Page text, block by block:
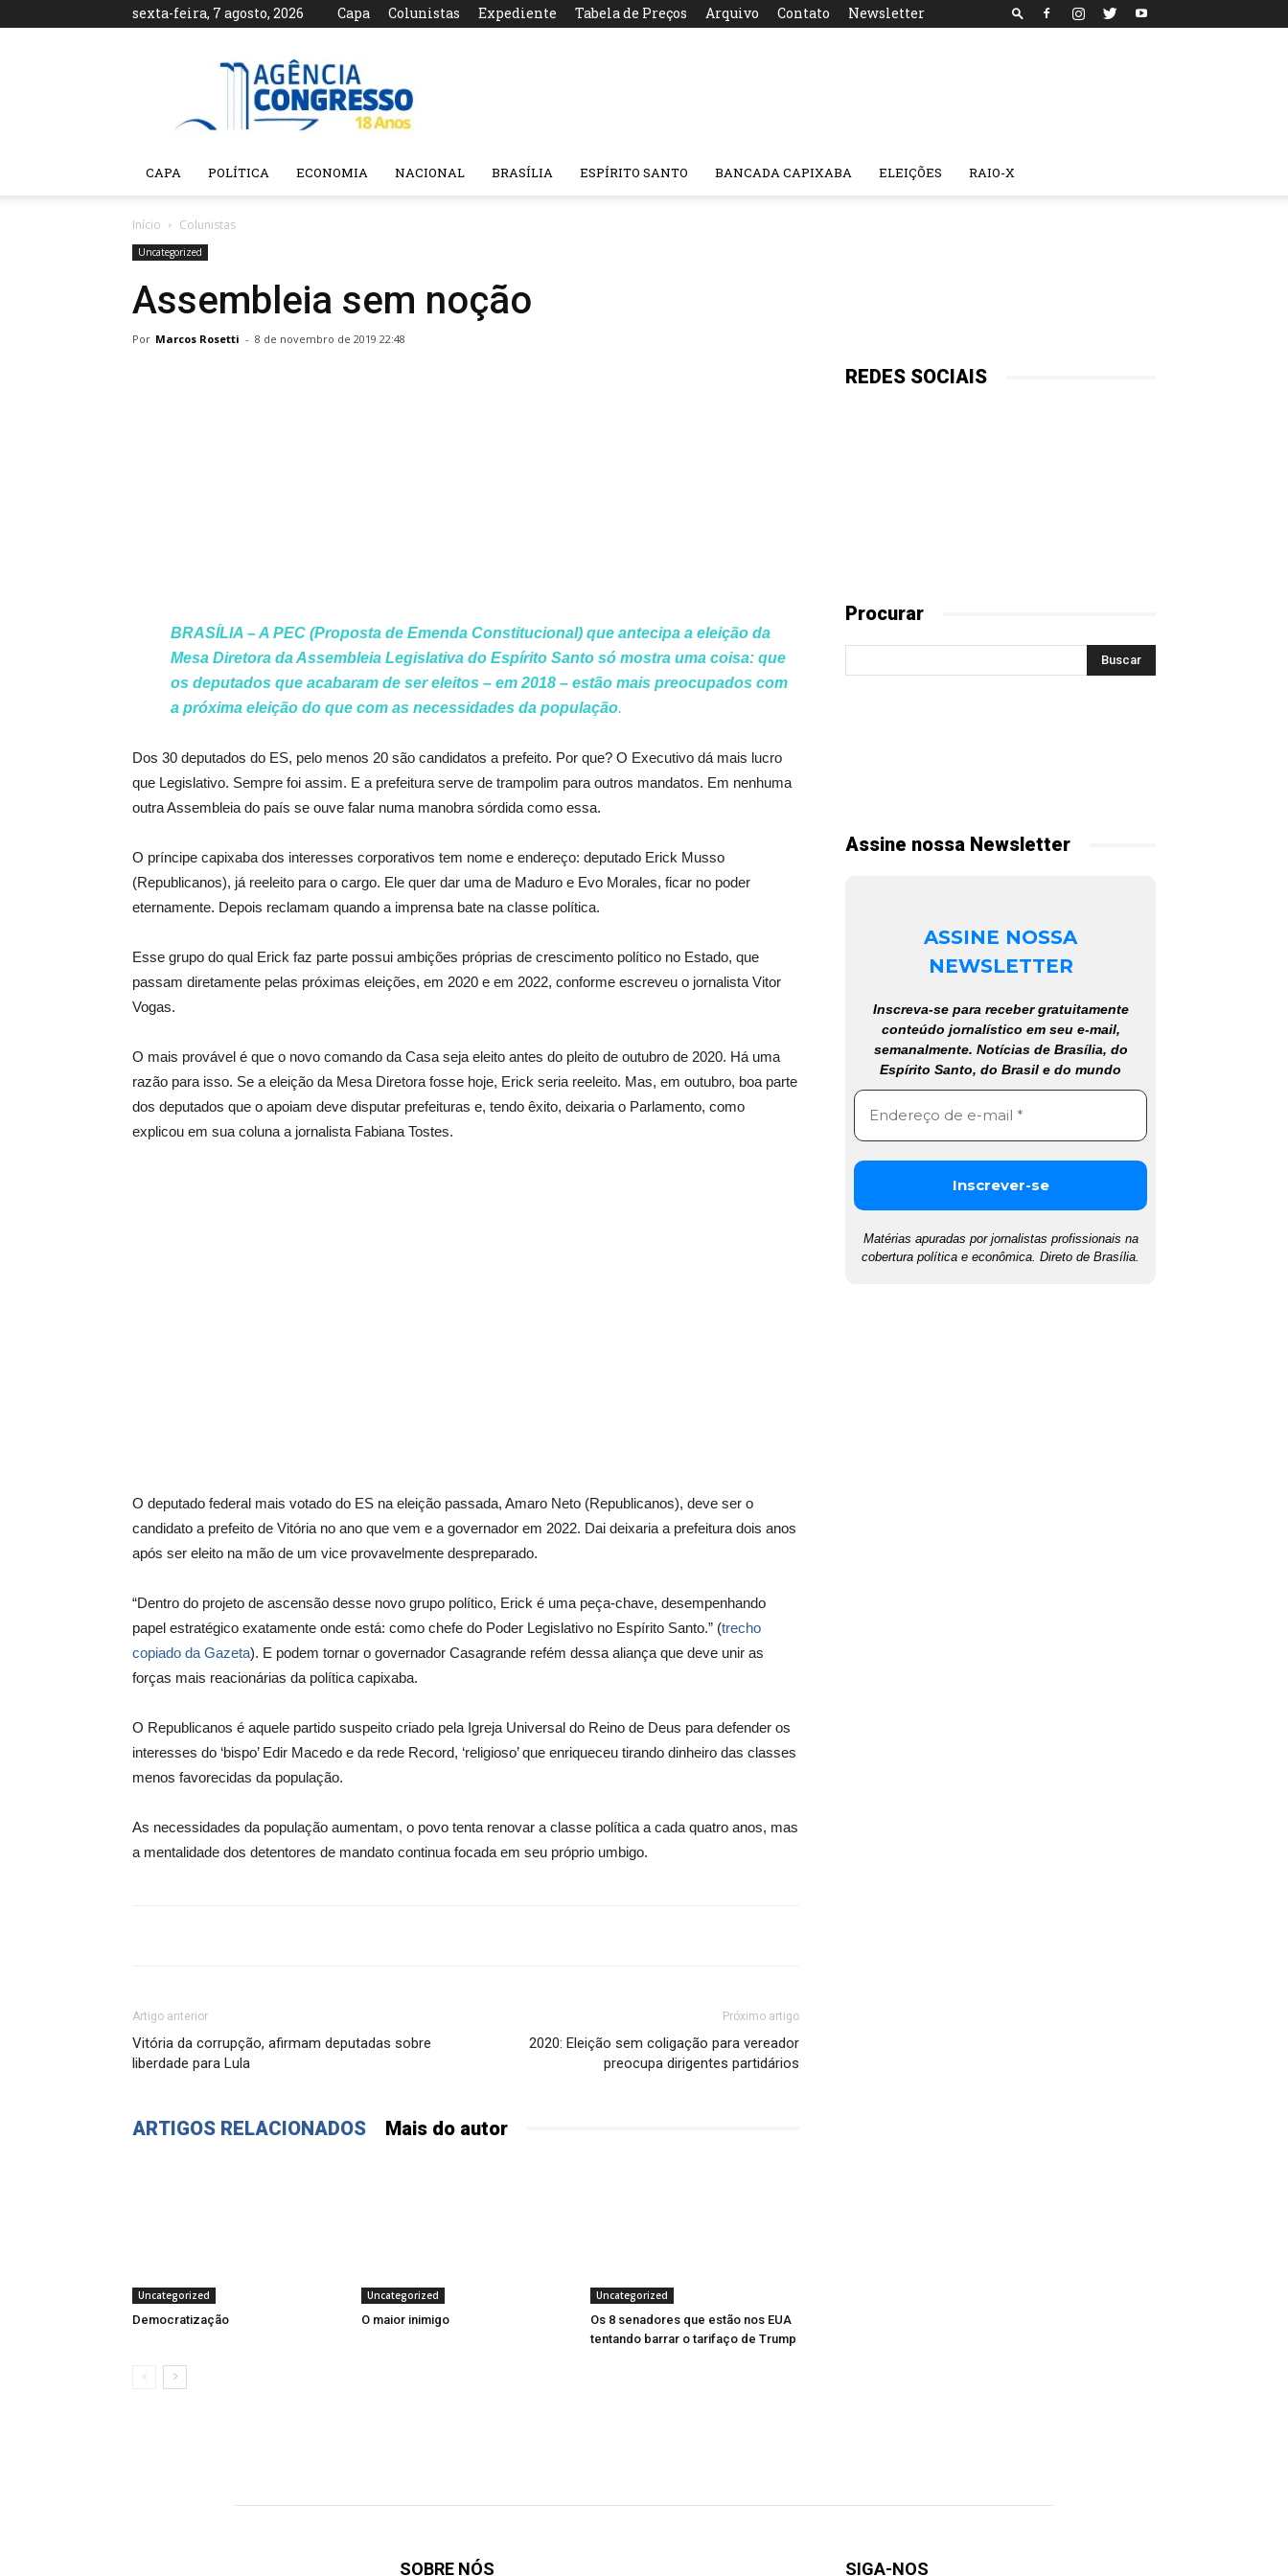
sexta-feira, 7 agosto, 2026 Capa Colunistas Expediente Tabela de Preços Arquivo Contato Newsletter
Agência
CAPA POLÍTICA ECONOMIA NACIONAL BRASÍLIA ESPÍRITO SANTO BANCADA CAPIXABA ELEIÇÕES RAIO-X
Início Colunistas
Uncategorized
Assembleia sem noção
Por Marcos Rosetti - 8 de novembro de 2019 22:48
BRASÍLIA – A PEC (Proposta de Emenda Constitucional) que antecipa a eleição da
Mesa Diretora da Assembleia Legislativa do Espírito Santo só mostra uma coisa: que
os deputados que acabaram de ser eleitos – em 2018 – estão mais preocupados com
a próxima eleição do que com as necessidades da população.
Dos 30 deputados do ES, pelo menos 20 são candidatos a prefeito. Por que? O Executivo dá mais lucro
que Legislativo. Sempre foi assim. E a prefeitura serve de trampolim para outros mandatos. Em nenhuma
outra Assembleia do país se ouve falar numa manobra sórdida como essa.
O príncipe capixaba dos interesses corporativos tem nome e endereço: deputado Erick Musso
(Republicanos), já reeleito para o cargo. Ele quer dar uma de Maduro e Evo Morales, ficar no poder
eternamente. Depois reclamam quando a imprensa bate na classe política.
Esse grupo do qual Erick faz parte possui ambições próprias de crescimento político no Estado, que
passam diretamente pelas próximas eleições, em 2020 e em 2022, conforme escreveu o jornalista Vitor
Vogas.
O mais provável é que o novo comando da Casa seja eleito antes do pleito de outubro de 2020. Há uma
razão para isso. Se a eleição da Mesa Diretora fosse hoje, Erick seria reeleito. Mas, em outubro, boa parte
dos deputados que o apoiam deve disputar prefeituras e, tendo êxito, deixaria o Parlamento, como
explicou em sua coluna a jornalista Fabiana Tostes.
O deputado federal mais votado do ES na eleição passada, Amaro Neto (Republicanos), deve ser o
candidato a prefeito de Vitória no ano que vem e a governador em 2022. Dai deixaria a prefeitura dois anos
após ser eleito na mão de um vice provavelmente despreparado.
“Dentro do projeto de ascensão desse novo grupo político, Erick é uma peça-chave, desempenhando
papel estratégico exatamente onde está: como chefe do Poder Legislativo no Espírito Santo.” (trecho
copiado da Gazeta). E podem tornar o governador Casagrande refém dessa aliança que deve unir as
forças mais reacionárias da política capixaba.
O Republicanos é aquele partido suspeito criado pela Igreja Universal do Reino de Deus para defender os
interesses do ‘bispo’ Edir Macedo e da rede Record, ‘religioso’ que enriqueceu tirando dinheiro das classes
menos favorecidas da população.
As necessidades da população aumentam, o povo tenta renovar a classe política a cada quatro anos, mas
a mentalidade dos detentores de mandato continua focada em seu próprio umbigo.
Artigo anterior
Vitória da corrupção, afirmam deputadas sobre
liberdade para Lula
Próximo artigo
2020: Eleição sem coligação para vereador
preocupa dirigentes partidários
ARTIGOS RELACIONADOS Mais do autor
Uncategorized
Democratização
Uncategorized
O maior inimigo
Uncategorized
Os 8 senadores que estão nos EUA
tentando barrar o tarifaço de Trump
REDES SOCIAIS
Procurar
Assine nossa Newsletter
ASSINE NOSSA
NEWSLETTER
Inscreva-se para receber gratuitamente
conteúdo jornalístico em seu e-mail,
semanalmente. Notícias de Brasília, do
Espírito Santo, do Brasil e do mundo
Matérias apuradas por jornalistas profissionais na
cobertura política e econômica. Direto de Brasília.
SOBRE NÓS SIGA-NOS